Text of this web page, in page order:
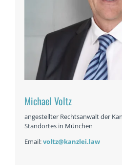
Michael Voltz
angestellter Rechtsanwalt der
Standortes in München
Email:voltz@kanzlei.law